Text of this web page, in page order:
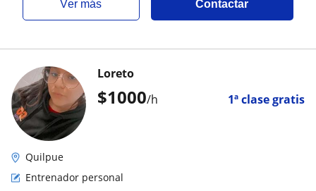
ver más Contactar
$1000/h 1ª clase gratis
Loreto
Quilpue
Entrenador personal